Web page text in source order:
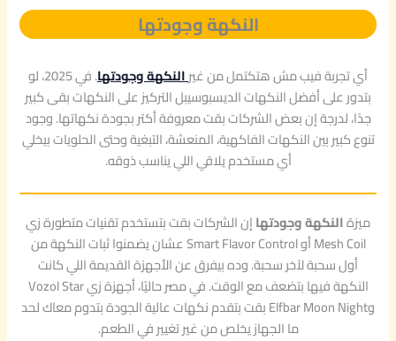
النكهة وجودتها
أي تجربة فيب مش هتكتمل من غيرالنكهة وجودتها
. في 2025، لو
بتدور على أفضل النكهات الديسبوسيبل التركيز على النكهات بقى كبير
جدًا، لدرجة إن بعض الشركات بقت معروفة أكتر بجودة نكهاتها. وجود
تنوع كبير بين النكهات الفاكهية، المنعشة، التبغية وحتى الحلويات بيخلي
أي مستخدم يلاقي اللي يناسب ذوقه.
ميزةالنكهة وجودتهاإن الشركات بقت بتستخدم تقنيات متطورة زي
Mesh Coil أو Smart Flavor Control عشان يضمنوا ثبات النكهة من
أول سحبة لآخر سحبة. وده بيفرق عن الأجهزة القديمة اللي كانت
النكهة فيها بتضعف مع الوقت. في مصر حاليًا، أجهزة زي Vozol Star
وElfbar Moon Night بقت بتقدم نكهات عالية الجودة بتدوم معاك لحد
ما الجهاز يخلص من غير تغيير في الطعم.